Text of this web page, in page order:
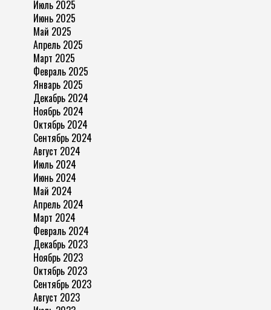
Июль 2025
Июнь 2025
Май 2025
Апрель 2025
Март 2025
Февраль 2025
Январь 2025
Декабрь 2024
Ноябрь 2024
Октябрь 2024
Сентябрь 2024
Август 2024
Июль 2024
Июнь 2024
Май 2024
Апрель 2024
Март 2024
Февраль 2024
Декабрь 2023
Ноябрь 2023
Октябрь 2023
Сентябрь 2023
Август 2023